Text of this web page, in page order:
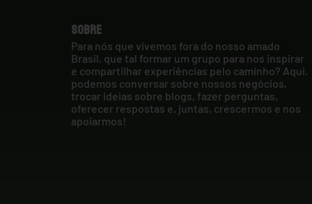
Sobre
Para nós que vivemos fora do nosso amado
Brasil, que tal formar um grupo para nos inspirar
e compartilhar experiências pelo caminho? Aqui,
podemos conversar sobre nossos negócios,
trocar ideias sobre blogs, fazer perguntas,
oferecer respostas e, juntas, crescermos e nos
apoiarmos!